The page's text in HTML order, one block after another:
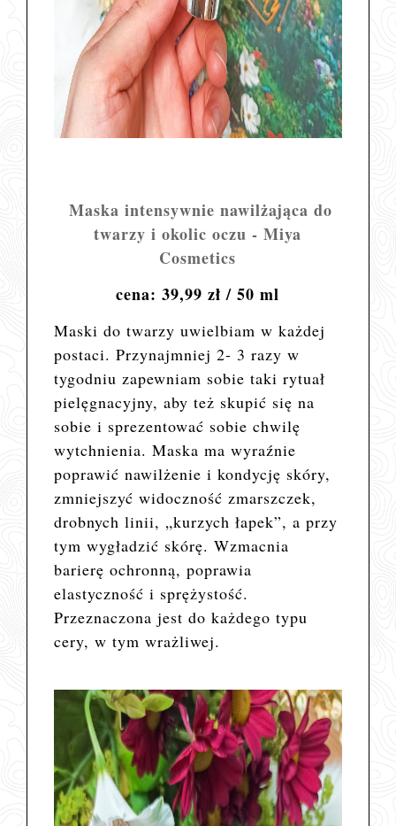
Maska intensywnie nawilżająca do
twarzy i okolic oczu - Miya
Cosmetics
cena: 39,99 zł / 50 ml
Maski do twarzy uwielbiam w każdej
postaci. Przynajmniej 2- 3 razy w
tygodniu zapewniam sobie taki rytuał
pielęgnacyjny, aby też skupić się na
sobie i sprezentować sobie chwilę
wytchnienia. Maskama wyraźnie
poprawić nawilżenie i kondycję skóry,
zmniejszyć widoczność zmarszczek,
drobnych linii, „kurzych łapek”, a przy
tym wygładzić skórę. Wzmacnia
barierę ochronną, poprawia
elastyczność i sprężystość.
Przeznaczona jest do każdego typu
cery, w tym wrażliwej.